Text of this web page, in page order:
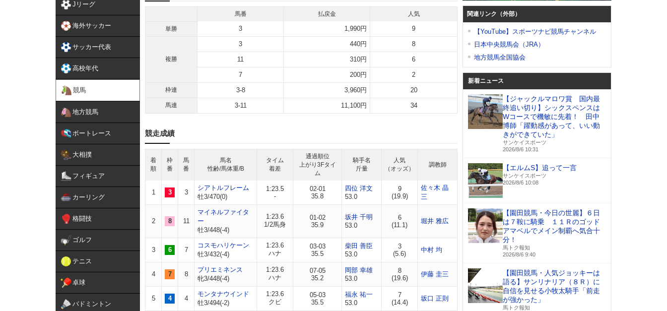
Jリーグ
海外サッカー
サッカー代表
高校年代
競馬
地方競馬
ボートレース
大相撲
フィギュア
カーリング
格闘技
ゴルフ
テニス
卓球
バドミントン
馬番 払戻金 人気
単勝 3 1,990円 9
複勝
3 440円 8
11 310円 6
7 200円 2
枠連 3-8 3,960円 20
馬連 3-11 11,100円 34
競走成績
着
順
枠
番
馬
番
馬名
性齢/馬体重/B
タイム
着差
通過順位
上がり3Fタイ
ム
騎手名
斤量
人気
（オッズ）
調教師
1 3 3
シアトルフレーム
牡3/470(0)
1:23.5
-
02-01
35.8
四位 洋文
53.0
9
(19.9)
佐々木 晶
三
2 8 11
マイネルファイタ
ー
牡3/448(-4)
1:23.6
1/2馬身
01-02
35.9
坂井 千明
53.0
6
(11.1)
堀井 雅広
3 6 7
コスモハリケーン
牡3/432(-4)
1:23.6
ハナ
03-03
35.5
柴田 善臣
53.0
3
(5.6)
中村 均
4 7 8
プリエミネンス
牝3/448(-4)
1:23.6
ハナ
07-05
35.2
岡部 幸雄
53.0
8
(19.6)
伊藤 圭三
5 4 4
モンタナウインド
牡3/494(-2)
1:23.6
クビ
05-03
35.5
福永 祐一
53.0
7
(14.4)
坂口 正則
関連リンク（外部）
【YouTube】スポーツナビ競馬チャンネル
日本中央競馬会（JRA）
地方競馬全国協会
新着ニュース
【ジャックルマロワ賞 国内最
終追い切り】シックスペンスは
Wコースで機敏に先着！ 田中
博師「躍動感があって、いい動
きができていた」
サンケイスポーツ
2026/8/6 10:31
【エルムS】追って一言
サンケイスポーツ
2026/8/6 10:08
【園田競馬・今日の世麗】６日
は７鞍に騎乗 １１Ｒのゴッド
アマベルでメイン制覇へ気合十
分！
馬トク報知
2026/8/6 9:40
【園田競馬・人気ジョッキーは
語る】サンリナリア（８Ｒ）に
自信を見せる小牧太騎手「前走
が強かった」
馬トク報知